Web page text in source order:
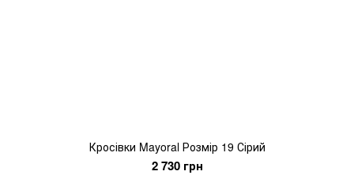
Кросівки Mayoral Розмір 19 Сірий
2 730 грн